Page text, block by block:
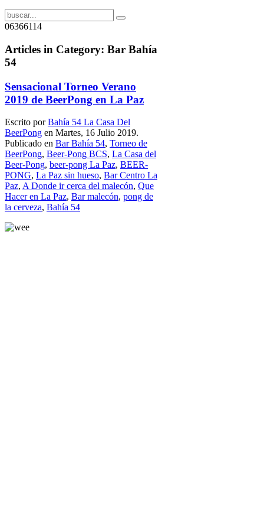
06366114
Articles in Category: Bar Bahía
54
Sensacional Torneo Verano
2019 de BeerPong en La Paz
Escrito porBahía 54 La Casa Del
BeerPong en Martes, 16 Julio 2019.
Publicado en Bar Bahía 54, Torneo de
BeerPong, Beer-Pong BCS, La Casa del
Beer-Pong, beer-pong La Paz, BEER-
PONG, La Paz sin hueso, Bar Centro La
Paz, A Donde ir cerca del malecón, Que
Hacer en La Paz, Bar malecón, pong de
la cerveza, Bahía 54